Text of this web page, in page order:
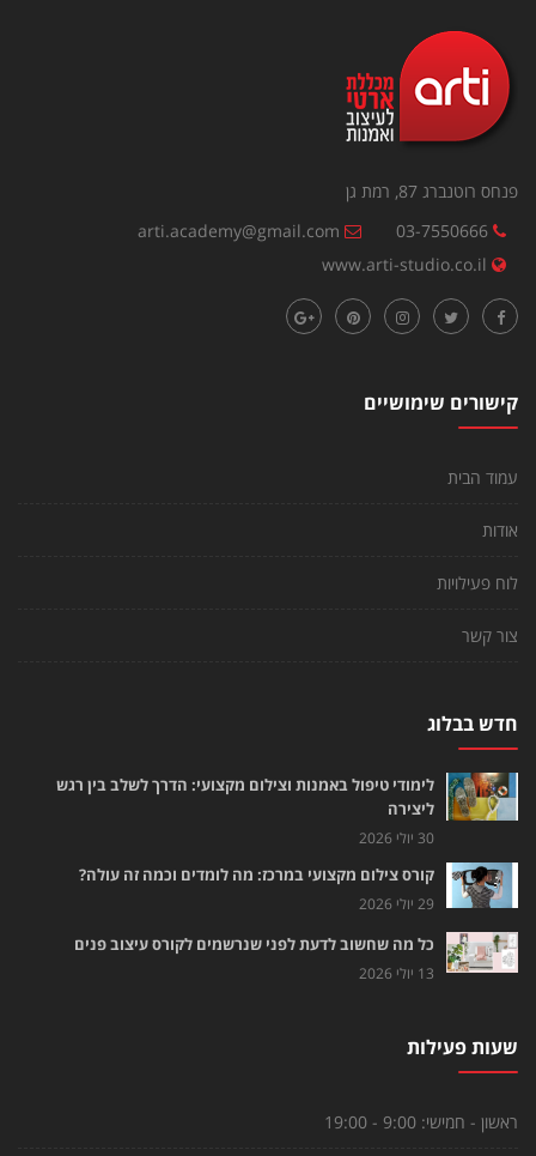
פנחס רוטנברג 87, רמת גן
03-7550666
arti.academy@gmail.com
www.arti-studio.co.il
קישורים שימושיים
עמוד הבית
אודות
לוח פעילויות
צור קשר
חדש בבלוג
לימודי טיפול באמנות וצילום מקצועי: הדרך לשלב בין רגש
ליצירה
30 יולי 2026
קורס צילום מקצועי במרכז: מה לומדים וכמה זה עולה?
29 יולי 2026
כל מה שחשוב לדעת לפני שנרשמים לקורס עיצוב פנים
13 יולי 2026
שעות פעילות
ראשון - חמישי: 9:00 - 19:00